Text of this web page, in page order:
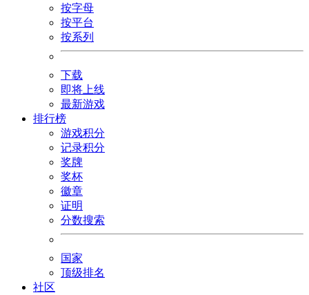
按字母
按平台
按系列
下载
即将上线
最新游戏
排行榜
游戏积分
记录积分
奖牌
奖杯
徽章
证明
分数搜索
国家
顶级排名
社区